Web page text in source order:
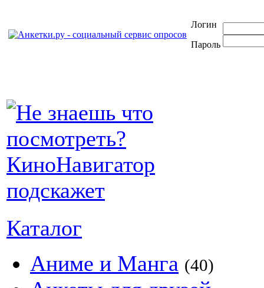
Логин
Пароль
Каталог
Аниме и Манга (40)